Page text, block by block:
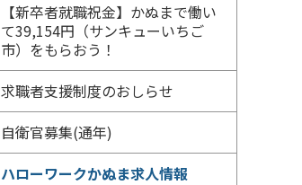
【新卒者就職祝金】かぬまで働い
て39,154円（サンキューいちご
市）をもらおう！
求職者支援制度のおしらせ
自衛官募集(通年)
ハローワークかぬま求人情報